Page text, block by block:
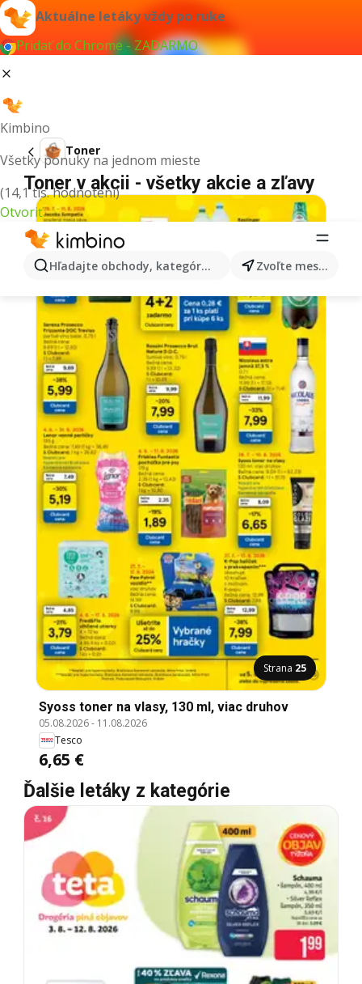
Aktuálne letáky vždy po ruke
Pridať do Chrome - ZADARMO
Kimbino
Všetky ponuky na jednom mieste
(14,1 tis. hodnotení)
Otvoriť
Hľadajte obchody, kategórie, produkty... Zvoľte mesto
Toner
Toner v akcii - všetky akcie a zľavy
Strana 25
Syoss toner na vlasy, 130 ml, viac druhov
05.08.2026- 11.08.2026
Tesco
6,65 €
Ďalšie letáky z kategórie